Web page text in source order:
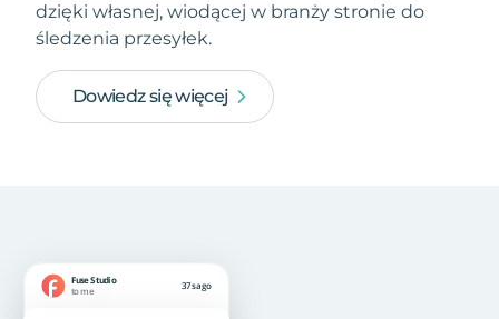
dzięki własnej, wiodącej w branży stronie do
śledzenia przesyłek.
Dowiedz się więcej